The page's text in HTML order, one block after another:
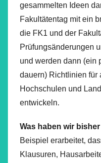
gesammelten Ideen
Fakultätentag mit ein
die FK1 und der
Prüfungsänderungen
und werden dann (ein
dauern) Richtlinien für
Hochschulen und
entwickeln.
Was haben wir
Beispiel erarbeitet,
Klausuren,